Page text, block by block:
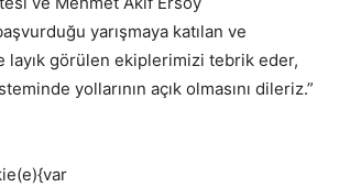
yarışmaya katılan ve
layık görülen ekiplerimizi tebrik eder,
yollarının açık olmasını dileriz.”